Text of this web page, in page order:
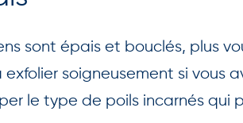
sont épais et bouclés, plus
exfolier soigneusement si vous
le type de poils incarnés qui